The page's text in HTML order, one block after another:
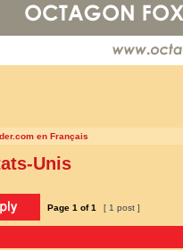
en Français
Unis
Page 1 of1 [ 1 post ]